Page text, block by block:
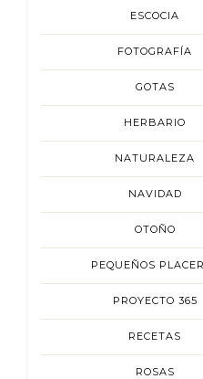
ESCOCIA
FOTOGRAFÍA
GOTAS
HERBARIO
NATURALEZA
NAVIDAD
OTOÑO
PEQUEÑOS
PROYECTO 365
RECETAS
ROSAS